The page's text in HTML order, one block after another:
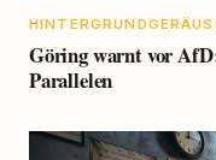
Göring warnt vor
Parallelen